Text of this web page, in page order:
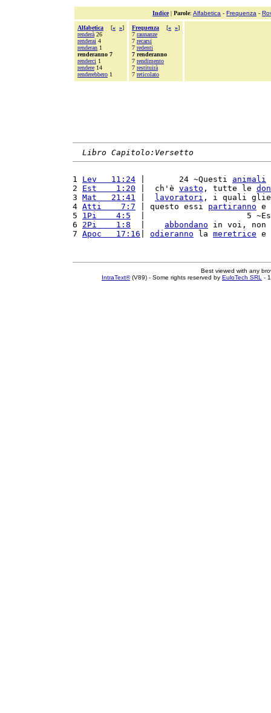
Indice| Parole: Alfabetica - Frequenza -
Alfabetica [« »]
renderà 26
renderai 4
renderan 1
renderanno 7
renderci 1
rendere 14
renderebbero 1
Frequenza [« »]
7 raunanze
7 recarsi
7 redenti
7 renderanno
7 rendimento
7 restituirà
7 reticolato
Libro Capitolo:Versetto
1 Lev   11:24 |       24 ~Questi animali
2 Est    1:20 |  ch'è vasto , tutte le
3 Mat   21:41 lavoratori , i quali
4 Atti    7:7 | questo essi partiranno e
5 1Pi    4:5
|                     5
6 2Pi    1:8 abbondano in voi,
7 Apoc   17:16 odieranno la meretrice e
Best viewed with any
IntraText®(V89) - Some rights reserved by EuloTech SRL -